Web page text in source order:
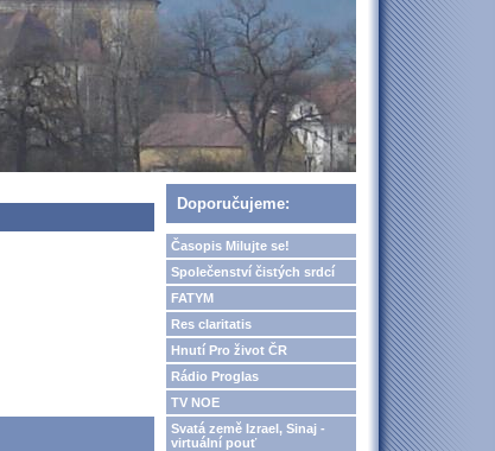
Doporučujeme:
Časopis Milujte se!
Společenství čistých srdcí
FATYM
Res claritatis
Hnutí Pro život ČR
Rádio Proglas
TV NOE
Svatá země Izrael, Sinaj -
virtuální pouť